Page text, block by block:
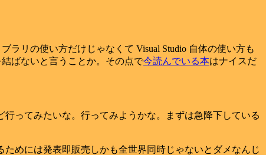
リの使い方だけじゃなくて Visual Studio 自体の使い方も
ばないと言うことか。その点で今読んでいる本はナイスだ
ってみたいな。行ってみようかな。まずは急降下している
めには発表即販売しかも全世界同時じゃないとダメなんじ